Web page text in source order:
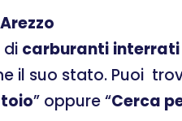
Arezzo
di carburanti interrati
il suo stato. Puoi
” oppure “Cerca